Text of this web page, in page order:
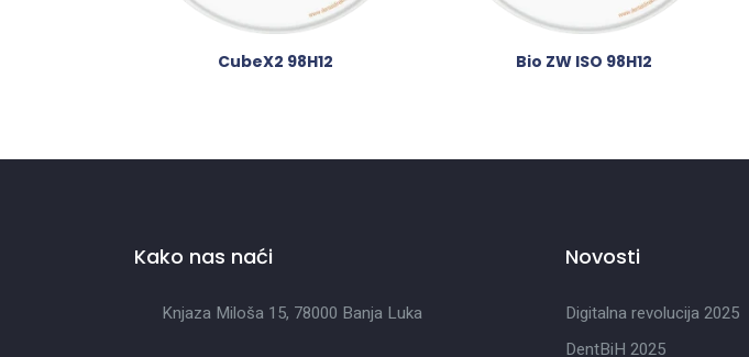
CubeX2 98H12 Bio ZW ISO 98H12
Kako nas naći
Knjaza Miloša 15, 78000 Banja Luka
Novosti
Digitalna revolucija 2025
DentBiH 2025